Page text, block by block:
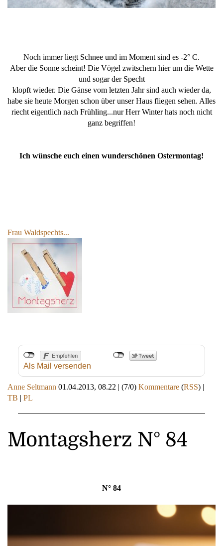
Noch immer liegt Schnee und im Moment sind es -2° C.
Aber die Sonne scheint! Die Vögel zwitschern hier um die Wette
und sogar der Specht
klopft wieder. Die Gänse vom letzten Jahr sind auch wieder da,
habe sie heute Morgen schon über unser Haus fliegen sehen. Alles
riecht eigentlich nach Frühling...nur Herr Winter hats noch nicht
ganz begriffen!
Ich wünsche euch einen wunderschönen Ostermontag!
Frau Waldspechts...
Als Mail versenden
Anne Seltmann 01.04.2013, 08.22 | (7/0) Kommentare (RSS) |
TB | PL
Montagsherz N° 84
N° 84